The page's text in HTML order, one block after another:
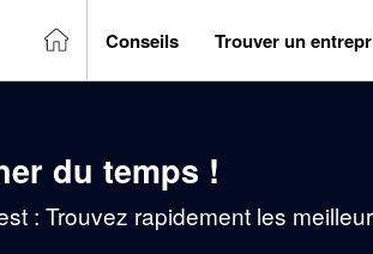
Conseils Trouver un
du temps !
: Trouvez rapidement les